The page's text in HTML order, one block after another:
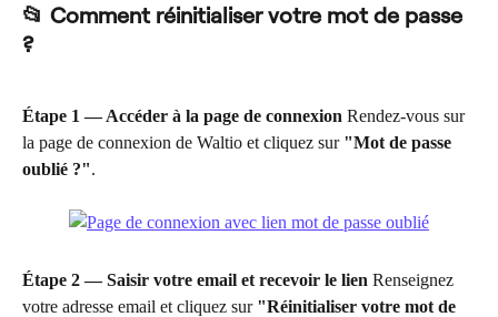
📂 Comment réinitialiser votre mot de passe
?
Étape 1 — Accéder à la page de connexion Rendez-vous sur
la page de connexion de Waltio et cliquez sur "Mot de passe
oublié ?".
Étape 2 — Saisir votre email et recevoir le lien Renseignez
votre adresse email et cliquez sur "Réinitialiser votre mot de